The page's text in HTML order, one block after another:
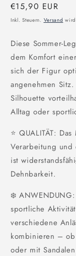
Normaler
Preis
€15,90 EUR
Inkl. Steuern. Versand
Diese Sommer-
dem Komfort
sich der Figur
angenehmen
Silhouette
Alltag oder
⭐ QUALITÄT:
Verarbeitung und
ist
Dehnbarkeit.
❄️
sportliche
verschiedene
kombinieren –
oder mit